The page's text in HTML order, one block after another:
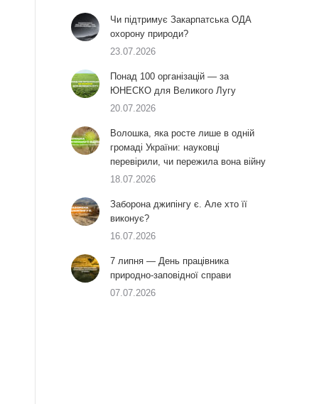
Чи підтримує Закарпатська ОДА
охорону природи?
23.07.2026
Понад 100 організацій — за
ЮНЕСКО для Великого Лугу
20.07.2026
Волошка, яка росте лише в одній
громаді України: науковці
перевірили, чи пережила вона війну
18.07.2026
Заборона джипінгу є. Але хто її
виконує?
16.07.2026
7 липня — День працівника
природно-заповідної справи
07.07.2026